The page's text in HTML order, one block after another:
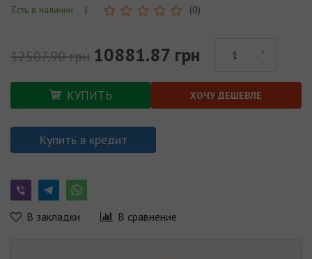
Есть в наличии
| (0)
12507.90 грн 10881.87 грн
КУПИТЬ ХОЧУ ДЕШЕВЛЕ
Купить в кредит
В закладки В сравнение